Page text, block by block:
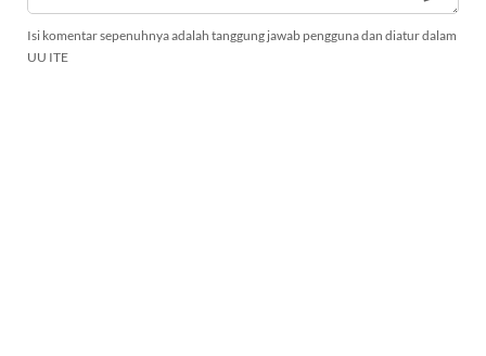
Isi komentar sepenuhnya adalah tanggung jawab pengguna dan diatur dalam
UU ITE